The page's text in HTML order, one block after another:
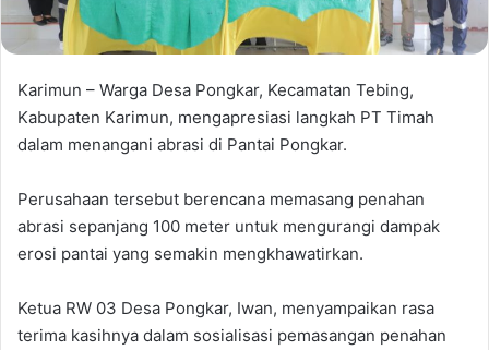
Karimun – Warga Desa Pongkar, Kecamatan Tebing,
Kabupaten Karimun, mengapresiasi langkah PT Timah
dalam menangani abrasi di Pantai Pongkar.
Perusahaan tersebut berencana memasang penahan
abrasi sepanjang 100 meter untuk mengurangi dampak
erosi pantai yang semakin mengkhawatirkan.
Ketua RW 03 Desa Pongkar, Iwan, menyampaikan rasa
terima kasihnya dalam sosialisasi pemasangan penahan